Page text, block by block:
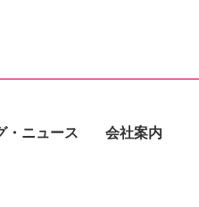
・ニュース 会社案内